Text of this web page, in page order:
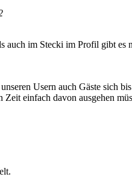
im Stecki im Profil gibt
Usern auch Gäste sich
einfach davon ausgehen